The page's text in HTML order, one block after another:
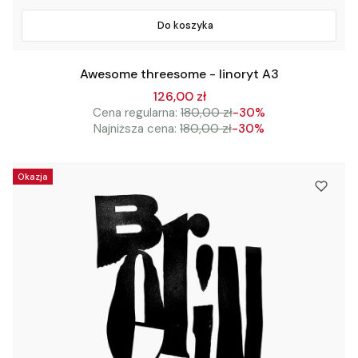
Do koszyka
Awesome threesome - linoryt A3
126,00 zł
Cena regularna: 180,00 zł-30%
Najniższa cena: 180,00 zł-30%
Okazja